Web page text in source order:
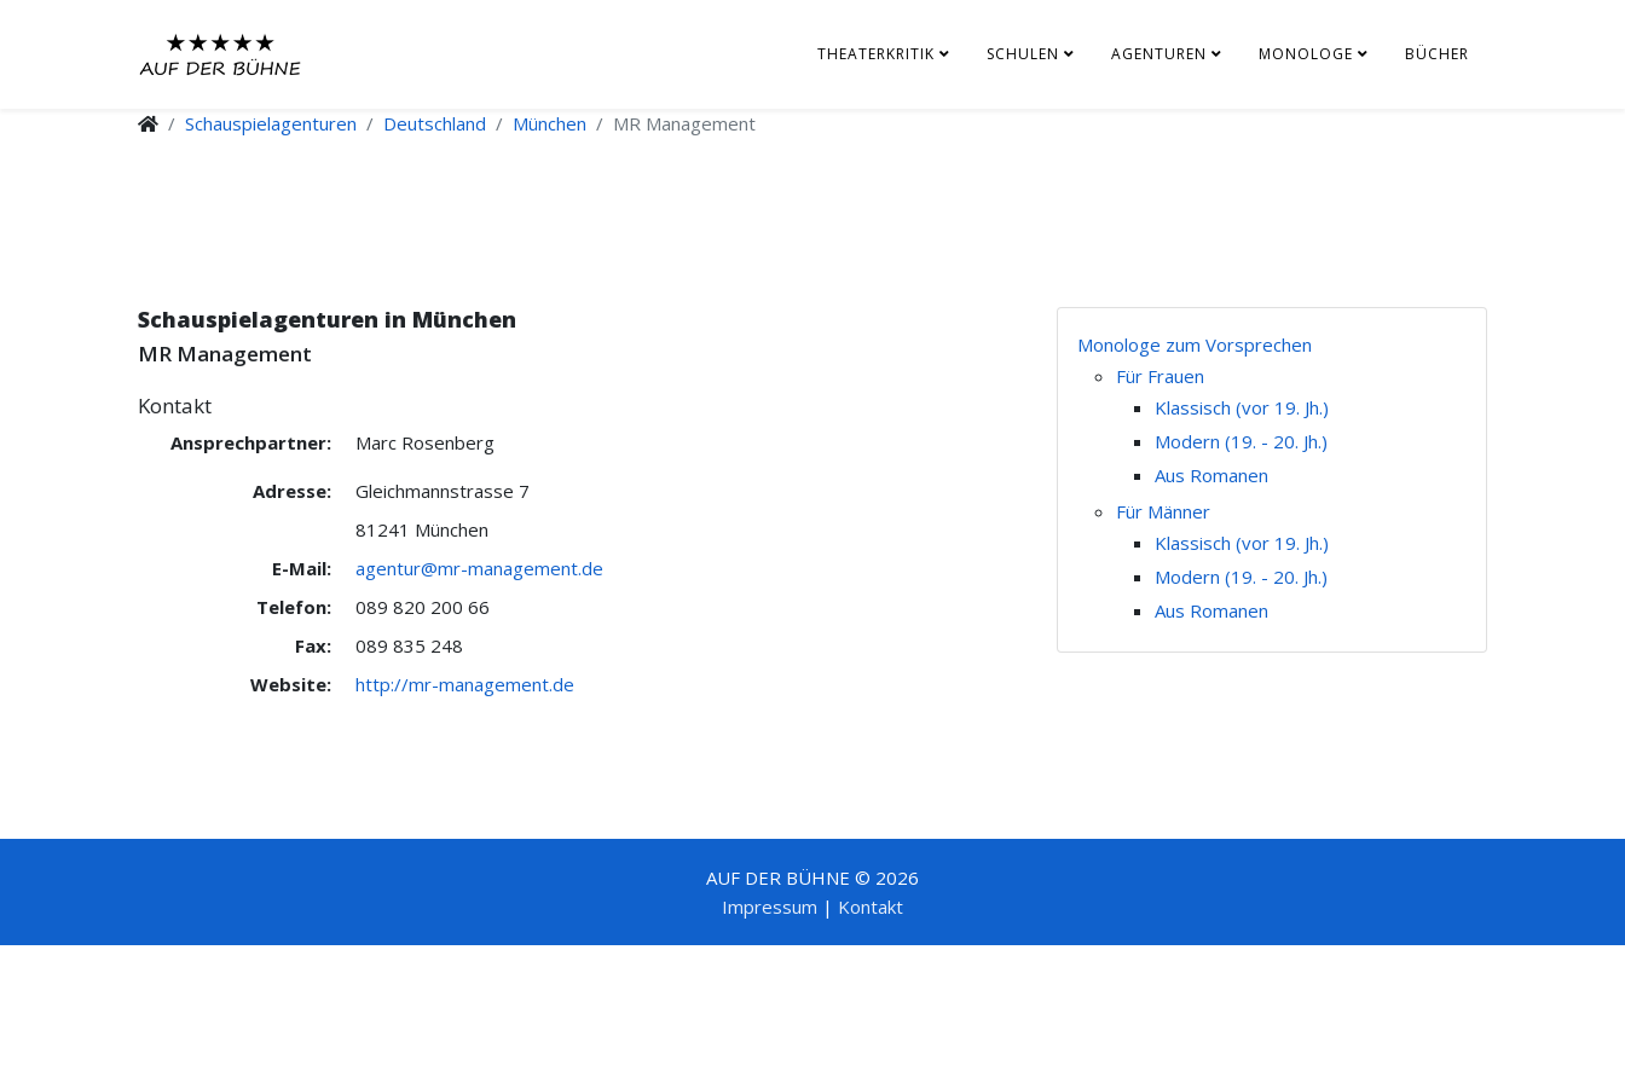
THEATERKRITIK SCHULEN AGENTUREN MONOLOGE BÜCHER
Schauspielagenturen Deutschland München MR Management
Schauspielagenturen in München
MR Management
Kontakt
Ansprechpartner:
Marc Rosenberg
Adresse:
Gleichmannstrasse 7
81241 München
E-Mail:
agentur@mr-management.de
Telefon:
089 820 200 66
Fax:
089 835 248
Website:
http://mr-management.de
Monologe zum Vorsprechen
Für Frauen
Klassisch (vor 19. Jh.)
Modern (19. - 20. Jh.)
Aus Romanen
Für Männer
Klassisch (vor 19. Jh.)
Modern (19. - 20. Jh.)
Aus Romanen
AUF DER BÜHNE © 2026
Impressum | Kontakt